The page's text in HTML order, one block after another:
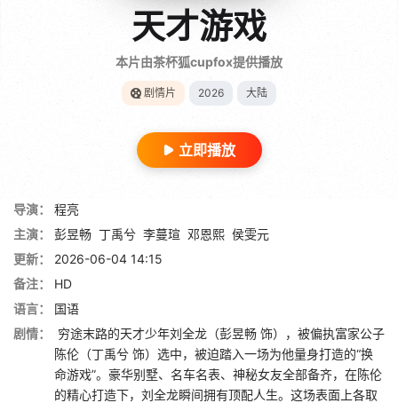
天才游戏
本片由茶杯狐cupfox提供播放
剧情片 2026 大陆
立即播放
导演：
程亮
主演：
彭昱畅 丁禹兮 李蔓瑄 邓恩熙 侯雯元
更新：
2026-06-04 14:15
备注：
HD
语言：
国语
剧情：
穷途末路的天才少年刘全龙（彭昱畅 饰），被偏执富家公子
陈伦（丁禹兮 饰）选中，被迫踏入一场为他量身打造的“换
命游戏”。豪华别墅、名车名表、神秘女友全部备齐，在陈伦
的精心打造下，刘全龙瞬间拥有顶配人生。这场表面上各取